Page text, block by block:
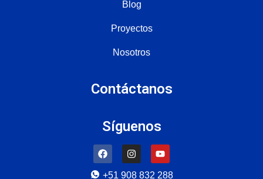
Blog
Proyectos
Nosotros
Contáctanos
Síguenos
+51 908 832 288